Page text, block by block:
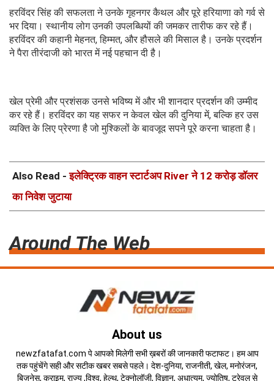
हरविंदर सिंह की सफलता ने उनके गृहनगर कैथल और पूरे हरियाणा को गर्व से
भर दिया। स्थानीय लोग उनकी उपलब्धियों की जमकर तारीफ कर रहे हैं।
हरविंदर की कहानी मेहनत, हिम्मत, और हौसले की मिसाल है। उनके प्रदर्शन
ने पैरा तीरंदाजी को भारत में नई पहचान दी है।
खेल प्रेमी और प्रशंसक उनसे भविष्य में और भी शानदार प्रदर्शन की उम्मीद
कर रहे हैं। हरविंदर का यह सफर न केवल खेल की दुनिया में, बल्कि हर उस
व्यक्ति के लिए प्रेरणा है जो मुश्किलों के बावजूद सपने पूरे करना चाहता है।
Also Read -इलेक्ट्रिक वाहन स्टार्टअप River ने 12 करोड़ डॉलर
का निवेश जुटाया
Around The Web
About us
newzfatafat.com पे आपको मिलेगी सभी ख़बरों की जानकारी फटाफट। हम आप
तक पहुंचेंगे सही और सटीक खबर सबसे पहले। देश-दुनिया, राजनीती, खेल, मनोरंजन,
बिज़नेस, क्राइम, राज्य ,विश्व, हेल्थ, टेक्नोलॉजी, विज्ञान, अधात्यम, ज्योतिष, ट्रेवल से